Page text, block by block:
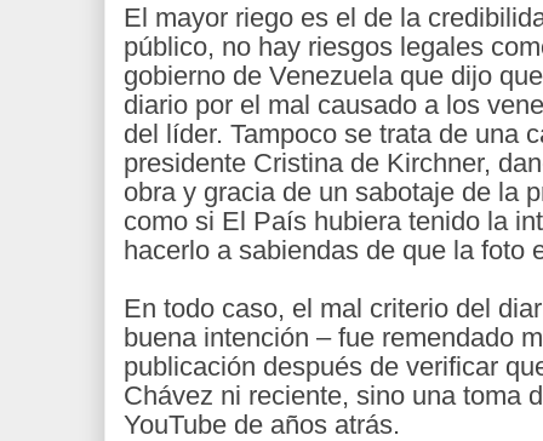
El mayor riego es el de la
público, no hay riesgos legales
gobierno de Venezuela que dijo
diario por el mal causado a los
del líder. Tampoco se trata de una
presidente Cristina de Kirchner,
obra y gracia de un sabotaje de la
como si El País hubiera tenido la
hacerlo a sabiendas de que la foto
En todo caso, el mal criterio del
buena intención – fue remendado
publicación después de verificar
Chávez ni reciente, sino una toma
YouTube de años atrás.